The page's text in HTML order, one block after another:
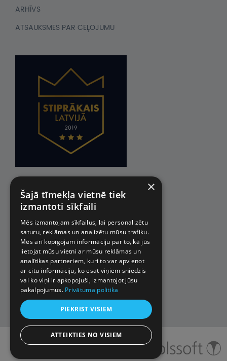
ARHĪVS
ATSAUKSMES PAR CEĻOJUMU
© 2026 Impro ceļojumi. Visas
tiesības aizsargātas.
×
Šajā tīmekļa vietnē tiek
izmantoti sīkfaili
Mēs izmantojam sīkfailus, lai personalizētu
saturu, reklāmas un analizētu mūsu trafiku.
Mēs arī kopīgojam informāciju par to, kā jūs
lietojat mūsu vietni ar mūsu reklāmas un
analītikas partneriem, kuri to var apvienot
ar citu informāciju, ko esat viņiem sniedzis
vai ko viņi ir apkopojuši, izmantojot jūsu
pakalpojumus. Privātuma politika
PIEKRIST VISIEM
ATTEIKTIES NO VISIEM